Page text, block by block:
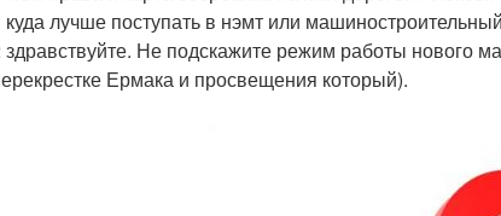
куда лучше поступать в нэмт или
здравствуйте. Не подскажите режим работы нового
Ермака и просвещения который).